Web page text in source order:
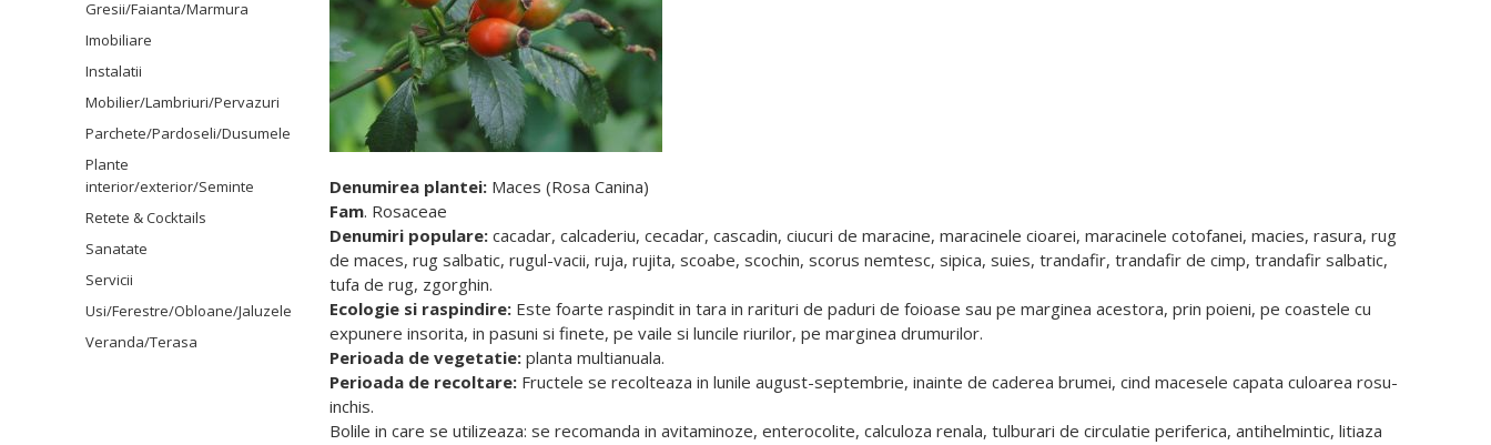
Gresii/Faianta/Marmura
Imobiliare
Instalatii
Mobilier/Lambriuri/Pervazuri
Parchete/Pardoseli/Dusumele
Plante
interior/exterior/Seminte
Retete & Cocktails
Sanatate
Servicii
Usi/Ferestre/Obloane/Jaluzele
Veranda/Terasa
Denumirea plantei: Maces (Rosa Canina)
Fam. Rosaceae
Denumiri populare: cacadar, calcaderiu, cecadar, cascadin, ciucuri de maracine, maracinele cioarei, maracinele cotofanei, macies, rasura, rug
de maces, rug salbatic, rugul-vacii, ruja, rujita, scoabe, scochin, scorus nemtesc, sipica, suies, trandafir, trandafir de cimp, trandafir salbatic,
tufa de rug, zgorghin.
Ecologie si raspindire: Este foarte raspindit in tara in rarituri de paduri de foioase sau pe marginea acestora, prin poieni, pe coastele cu
expunere insorita, in pasuni si finete, pe vaile si luncile riurilor, pe marginea drumurilor.
Perioada de vegetatie: planta multianuala.
Perioada de recoltare: Fructele se recolteaza in lunile august-septembrie, inainte de caderea brumei, cind macesele capata culoarea rosu-
inchis.
Bolile in care se utilizeaza: se recomanda in avitaminoze, enterocolite, calculoza renala, tulburari de circulatie periferica, antihelmintic, litiaza